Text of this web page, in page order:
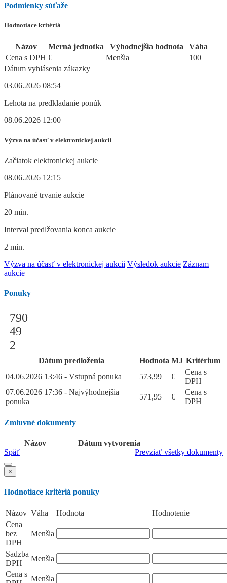
Podmienky súťaže
Hodnotiace kritériá
Názov Merná jednotka Výhodnejšia hodnota
Váha
Cena s DPH € Menšia
100
Dátum vyhlásenia zákazky
03.06.2026 08:54
Lehota na predkladanie ponúk
08.06.2026 12:00
Výzva na účasť v elektronickej aukcii
Začiatok elektronickej aukcie
08.06.2026 12:15
Plánované trvanie aukcie
20 min.
Interval predlžovania konca aukcie
2 min.
Výzva na účasť v elektronickej aukcii Výsledok aukcie Záznam
aukcie
Ponuky
790
49
2
Dátum predloženia Hodnota MJ Kritérium
04.06.2026 13:46 - Vstupná ponuka
573,99 €
Cena s
DPH
07.06.2026 17:36 - Najvýhodnejšia
ponuka
571,95 €
Cena s
DPH
Zmluvné dokumenty
Názov
Dátum vytvorenia
Prevziať všetky dokumenty
Späť
×
Hodnotiace kritériá ponuky
Názov Váha Hodnota
Hodnotenie
Cena
bez
DPH
Menšia
Sadzba
DPH
Menšia
Cena s
Menšia